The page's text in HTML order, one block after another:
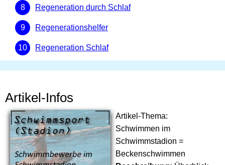
Regeneration durch Schlaf
Regenerationshelfer
Regeneration Schlaf
Artikel-Infos
Artikel-Thema:
Schwimmen im
Schwimmstadion =
Beckenschwimmen